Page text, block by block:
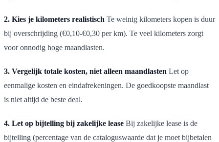
2. Kies je kilometers realistisch Te weinig kilometers kopen is duur
bij overschrijding (€0,10-€0,30 per km). Te veel kilometers zorgt
voor onnodig hoge maandlasten.
3. Vergelijk totale kosten, niet alleen maandlasten Let op
eenmalige kosten en eindafrekeningen. De goedkoopste maandlast
is niet altijd de beste deal.
4. Let op bijtelling bij zakelijke lease Bij zakelijke lease is de
bijtelling (percentage van de cataloguswaarde dat je moet bijbetalen